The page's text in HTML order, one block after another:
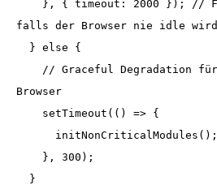
falls der Browser nie idle wird
Browser